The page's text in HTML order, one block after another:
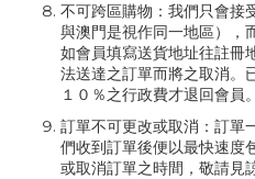
不可跨區購物：我們只會接
與澳門是視作同一地區），
如會員填寫送貨地址往註冊
法送達之訂單而將之取消。
１０％之行政費才退回會員。
訂單不可更改或取消：訂單
們收到訂單後便以最快速度
或取消訂單之時間，敬請見諒